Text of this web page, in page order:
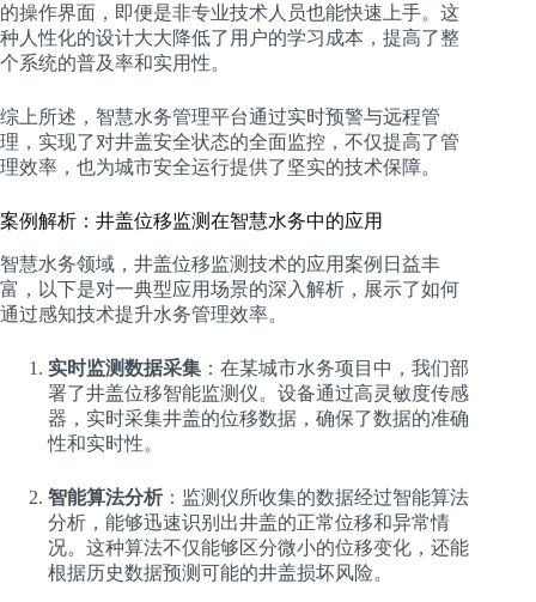
的操作界面，即便是非专业技术人员也能快速上手。这
种人性化的设计大大降低了用户的学习成本，提高了整
个系统的普及率和实用性。
综上所述，智慧水务管理平台通过实时预警与远程管
理，实现了对井盖安全状态的全面监控，不仅提高了管
理效率，也为城市安全运行提供了坚实的技术保障。
案例解析：井盖位移监测在智慧水务中的应用
智慧水务领域，井盖位移监测技术的应用案例日益丰
富，以下是对一典型应用场景的深入解析，展示了如何
通过感知技术提升水务管理效率。
实时监测数据采集 ：在某城市水务项目中，我们部
署了井盖位移智能监测仪。设备通过高灵敏度传感
器，实时采集井盖的位移数据，确保了数据的准确
性和实时性。
智能算法分析：监测仪所收集的数据经过智能算法
分析，能够迅速识别出井盖的正常位移和异常情
况。这种算法不仅能够区分微小的位移变化，还能
根据历史数据预测可能的井盖损坏风险。